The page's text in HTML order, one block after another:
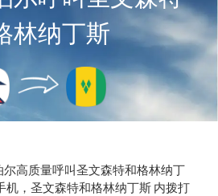
林纳丁斯
高质量呼叫圣文森特和格林纳丁
机，圣文森特和格林纳丁斯 内拨打